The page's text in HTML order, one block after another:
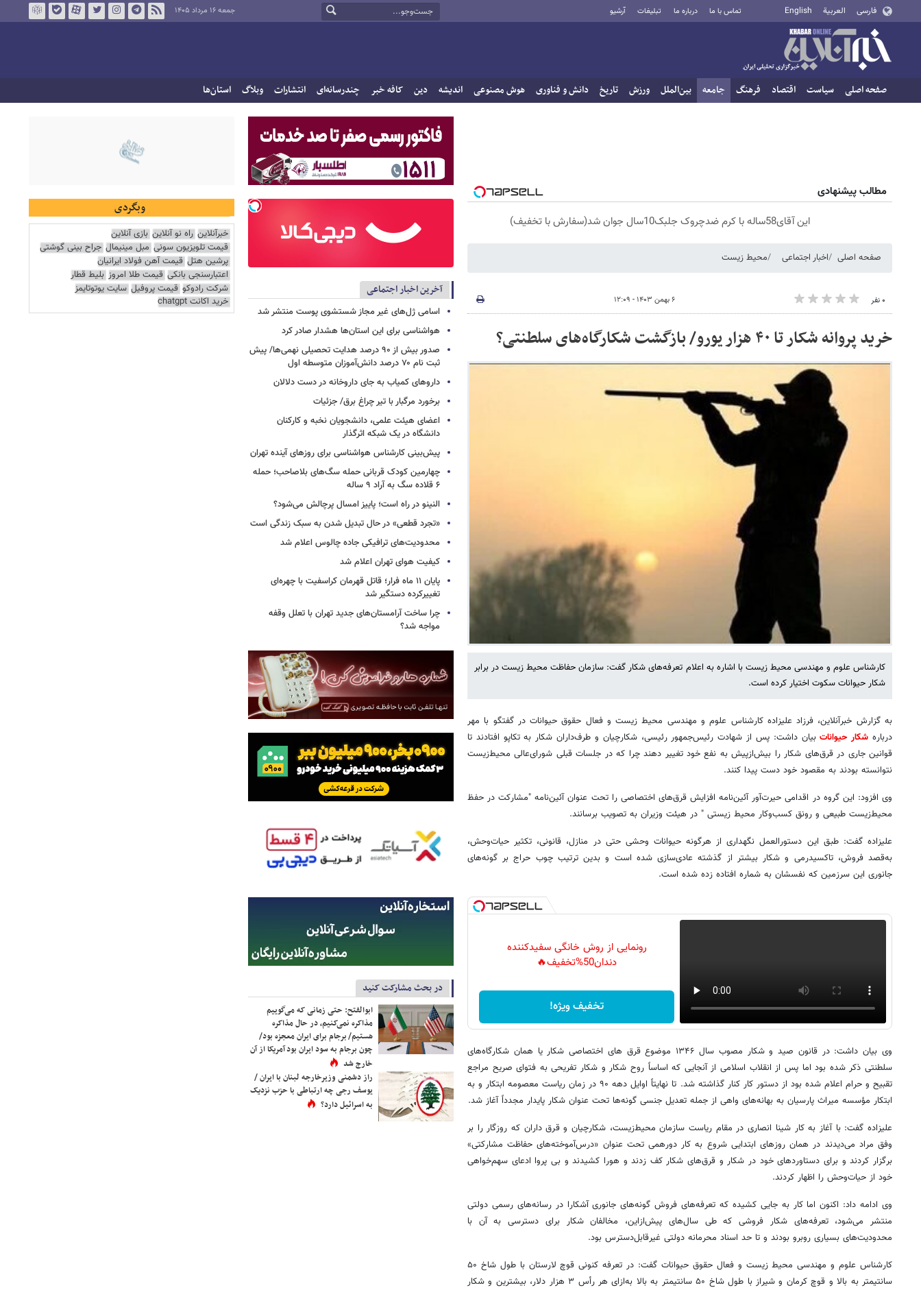
فارسی العربية English تماس با ما درباره ما تبلیغات آرشیو جمعه ۱۶ مرداد ۱۴۰۵
صفحه اصلی سیاست اقتصاد فرهنگ جامعه بین‌الملل ورزش تاریخ دانش و فناوری هوش مصنوعی اندیشه دین کافه خبر چندرسانه‌ای انتشارات وبلاگ استان‌ها
مطالب پیشنهادی
این آقای58ساله با کرم ضدچروک جلبک10سال جوان شد(سفارش با تخفیف)
صفحه اصلی اخبار اجتماعی محیط زیست
۰ نفر ۶ بهمن ۱۴۰۳ - ۱۲:۰۹
خرید پروانه شکار تا ۴۰ هزار یورو/ بازگشت شکارگاه‌های سلطنتی؟
کارشناس علوم و مهندسی محیط زیست با اشاره به اعلام تعرفه‌های شکار گفت: سازمان حفاظت محیط زیست در برابر
شکار حیوانات سکوت اختیار کرده است.
به گزارش خبرآنلاین، فرزاد علیزاده کارشناس علوم و مهندسی محیط زیست و فعال حقوق حیوانات در گفتگو با مهر
درباره شکار حیواناتبیان داشت: پس از شهادت رئیس‌جمهور رئیسی، شکارچیان و طرف‌داران شکار به تکاپو افتادند تا
قوانین جاری در قرق‌های شکار را بیش‌ازپیش به نفع خود تغییر دهند چرا که در جلسات قبلی شورای‌عالی محیط‌زیست
نتوانسته بودند به مقصود خود دست پیدا کنند.
وی افزود: این گروه در اقدامی حیرت‌آور آئین‌نامه افزایش قرق‌های اختصاصی را تحت عنوان آئین‌نامه "مشارکت در حفظ
محیط‌زیست طبیعی و رونق کسب‌وکار محیط زیستی " در هیئت وزیران به تصویب برسانند.
علیزاده گفت: طبق این دستورالعمل نگهداری از هرگونه حیوانات وحشی حتی در منازل، قانونی، تکثیر حیات‌وحش،
به‌قصد فروش، تاکسیدرمی و شکار بیشتر از گذشته عادی‌سازی شده است و بدین ترتیب چوب حراج بر گونه‌های
جانوری این سرزمین که نفسشان به شماره افتاده زده شده است.
رونمایی از روش خانگی سفیدکننده
دندان50%تخفیف🔥
تخفیف ویژه!
وی بیان داشت: در قانون صید و شکار مصوب سال ۱۳۴۶ موضوع قرق های اختصاصی شکار یا همان شکارگاه‌های
سلطنتی ذکر شده بود اما پس از انقلاب اسلامی از آنجایی که اساساً روح شکار و شکار تفریحی به فتوای صریح مراجع
تقبیح و حرام اعلام شده بود از دستور کار کنار گذاشته شد. تا نهایتاً اوایل دهه ۹۰ در زمان ریاست معصومه ابتکار و به
ابتکار مؤسسه میراث پارسیان به بهانه‌های واهی از جمله تعدیل جنسی گونه‌ها تحت عنوان شکار پایدار مجدداً آغاز شد.
علیزاده گفت: با آغاز به کار شینا انصاری در مقام ریاست سازمان محیط‌زیست، شکارچیان و قرق داران که روزگار را بر
وفق مراد می‌دیدند در همان روزهای ابتدایی شروع به کار دورهمی تحت عنوان «درس‌آموخته‌های حفاظت مشارکتی»
برگزار کردند و برای دستاوردهای خود در شکار و قرق‌های شکار کف زدند و هورا کشیدند و بی پروا ادعای سهم‌خواهی
خود از حیات‌وحش را اظهار کردند.
وی ادامه داد: اکنون اما کار به جایی کشیده که تعرفه‌های فروش گونه‌های جانوری آشکارا در رسانه‌های رسمی دولتی
منتشر می‌شود، تعرفه‌های شکار فروشی که طی سال‌های پیش‌ازاین، مخالفان شکار برای دسترسی به آن با
محدودیت‌های بسیاری روبرو بودند و تا حد اسناد محرمانه دولتی غیرقابل‌دسترس بود.
کارشناس علوم و مهندسی محیط زیست و فعال حقوق حیوانات گفت: در تعرفه کنونی قوچ لارستان با طول شاخ ۵۰
سانتیمتر به بالا و قوچ کرمان و شیراز با طول شاخ ۵۰ سانتیمتر به بالا به‌ازای هر رأس ۳ هزار دلار، بیشترین و شکار
آخرین اخبار اجتماعی
اسامی ژل‌های غیر مجاز شستشوی پوست منتشر شد
هواشناسی برای این استان‌ها هشدار صادر کرد
صدور بیش از ۹۰ درصد هدایت تحصیلی نهمی‌ها/ پیش
ثبت نام ۷۰ درصد دانش‌آموزان متوسطه اول
داروهای کمیاب به جای داروخانه در دست دلالان
برخورد مرگبار با تیر چراغ برق/ جزئیات
اعضای هیئت علمی، دانشجویان نخبه و کارکنان
دانشگاه در یک شبکه‌ اثرگذار
پیش‌بینی کارشناس هواشناسی برای روزهای آینده تهران
چهارمین کودک قربانی حمله سگ‌های بلاصاحب؛ حمله
۶ قلاده سگ به آراد ۹ ساله
النینو در راه است؛ پاییز امسال پرچالش می‌شود؟
«تجرد قطعی» در حال تبدیل شدن به سبک زندگی است
محدودیت‌های ترافیکی جاده چالوس اعلام شد
کیفیت هوای تهران اعلام شد
پایان ۱۱ ماه فرار؛ قاتل قهرمان کراسفیت با چهره‌ای
تغییرکرده دستگیر شد
چرا ساخت آرامستان‌های جدید تهران با تعلل وقفه
مواجه شد؟
در بحث مشارکت کنید
ابوالفتح: حتی زمانی که می‌گوییم
مذاکره نمی‌کنیم، در حال مذاکره
هستیم/ برجام برای ایران معجزه بود/
چون برجام به سود ایران بود آمریکا از آن
خارج شد
راز دشمنی وزیرخارجه لبنان با ایران /
یوسف رجی چه ارتباطی با حزب نزدیک
به اسرائیل دارد؟
وبگردی
خبرآنلاین راه نو آنلاین بازی آنلاین
قیمت تلویزیون سونی مبل مینیمال جراح بینی گوشتی
پرشین هتل قیمت آهن فولاد ایرانیان
اعتبارسنجی بانکی قیمت طلا امروز بلیط قطار
شرکت رادوکو قیمت پروفیل سایت یوتوتایمز
خرید اکانت chatgpt